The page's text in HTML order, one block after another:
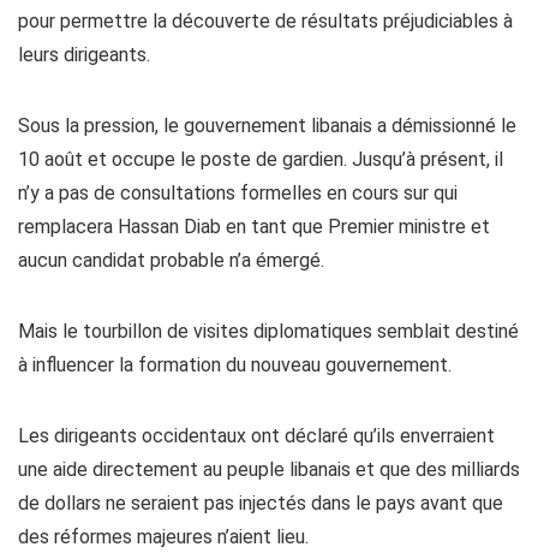
pour permettre la découverte de résultats préjudiciables à
leurs dirigeants.
Sous la pression, le gouvernement libanais a démissionné le
10 août et occupe le poste de gardien. Jusqu’à présent, il
n’y a pas de consultations formelles en cours sur qui
remplacera Hassan Diab en tant que Premier ministre et
aucun candidat probable n’a émergé.
Mais le tourbillon de visites diplomatiques semblait destiné
à influencer la formation du nouveau gouvernement.
Les dirigeants occidentaux ont déclaré qu’ils enverraient
une aide directement au peuple libanais et que des milliards
de dollars ne seraient pas injectés dans le pays avant que
des réformes majeures n’aient lieu.